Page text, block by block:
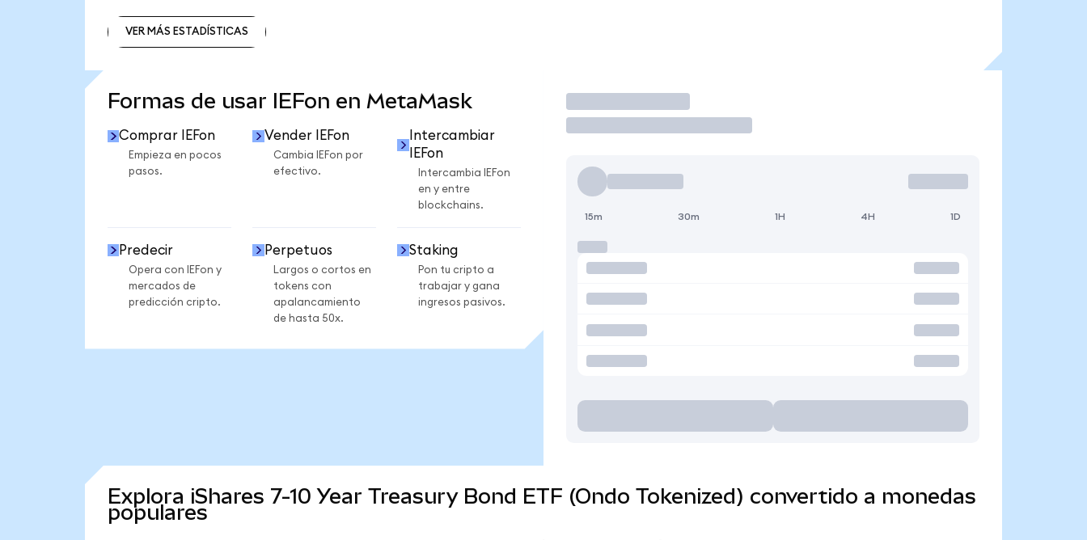
VER MÁS ESTADÍSTICAS
Formas de usar IEFon en MetaMask
Comprar IEFon
Empieza en pocos
pasos.
Vender IEFon
Cambia IEFon por
efectivo.
Intercambiar
IEFon
Intercambia IEFon
en y entre
blockchains.
Predecir
Opera con IEFon y
mercados de
predicción cripto.
Perpetuos
Largos o cortos en
tokens con
apalancamiento
de hasta 50x.
Staking
Pon tu cripto a
trabajar y gana
ingresos pasivos.
Operar
15m 30m 1H 4H 1D
Explora iShares 7-10 Year Treasury Bond ETF (Ondo Tokenized) convertido a monedas
populares